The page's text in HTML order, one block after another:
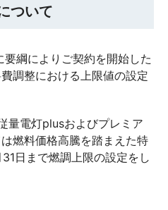
ついて
綱によりご契約を開始した
調整における上限値の設定
量電灯plusおよびプレミア
燃料価格高騰を踏まえた特
日まで燃調上限の設定をし